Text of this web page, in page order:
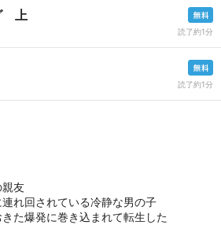
上
読了約1分
読了約1分
友
れ回されている冷静な男の子
た爆発に巻き込まれて転生した